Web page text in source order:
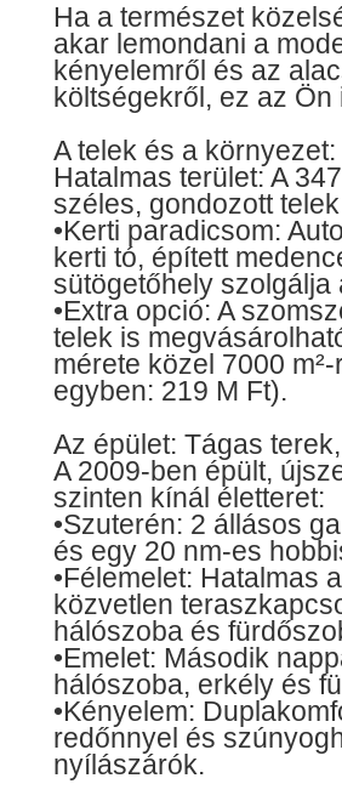
Ha a természet
akar lemondani a
kényelemről és az
költségekről, ez az Ön
A telek és a környezet:
Hatalmas terület: A
széles, gondozott
•Kerti paradicsom:
kerti tó, épített
sütögetőhely szolgálja
•Extra opció: A
telek is
mérete közel 7000
egyben: 219 M Ft).
Az épület: Tágas
A 2009-ben épült,
szinten kínál életteret:
•Szuterén: 2 állásos
és egy 20 nm-es
•Félemelet: Hatalmas
közvetlen
hálószoba és
•Emelet: Második
hálószoba, erkély és
•Kényelem:
redőnnyel és
nyílászárók.